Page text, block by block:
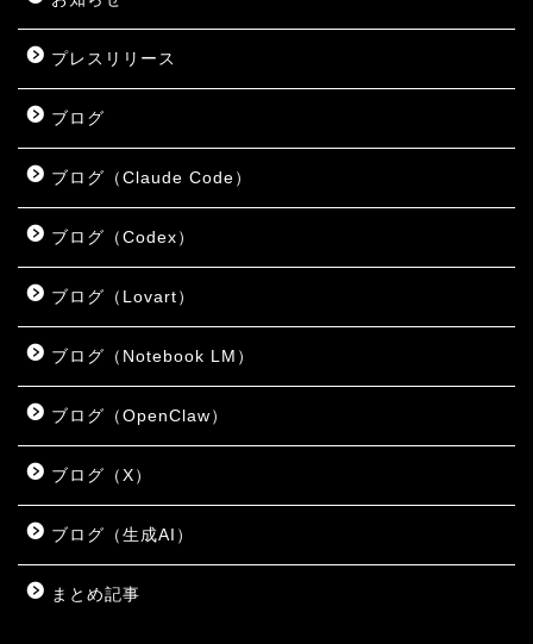
プレスリリース
ブログ
ブログ（Claude Code）
ブログ（Codex）
ブログ（Lovart）
ブログ（Notebook LM）
ブログ（OpenClaw）
ブログ（X）
ブログ（生成AI）
まとめ記事